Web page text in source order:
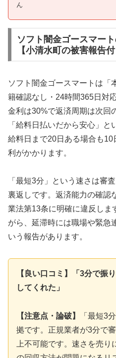
ん
ソフト闇金ゴースマー
【小清水町の被害報告付
ソフト闇金ゴースマートは「
籍確認なし・24時間365日対
金利は30%で返済周期は次回
「給料日払いだから安心」と
給料日まで20日ある場合も
利がかかります。
「最短3分」という速さは審
裏返しです。返済能力の確認
業法第13条に明確に違反しま
がら、延滞時には職場や緊急
いう報告があります。
【良い口コミ】「3分で振
してくれた」
【注意点・論破】
「最短3
拠です。正規業者が3分で
上不可能です。速さを売